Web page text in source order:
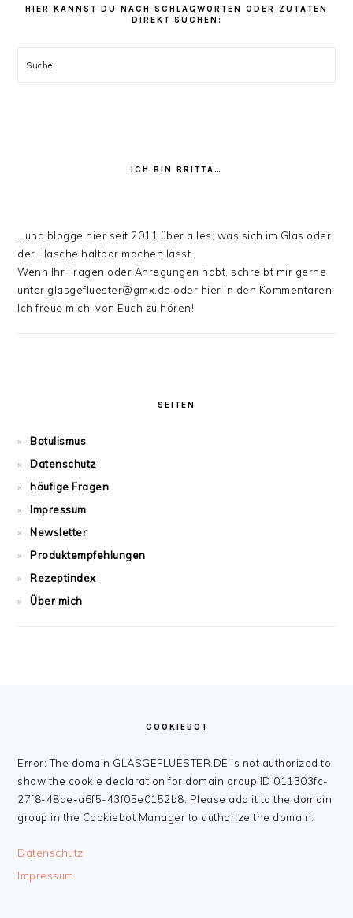
Kategorien
HIER KANNST DU NACH SCHLAGWORTEN ODER ZUTATEN
DIREKT SUCHEN:
Suche
ICH BIN BRITTA…
…und blogge hier seit 2011 über alles, was sich im Glas oder
der Flasche haltbar machen lässt.
Wenn Ihr Fragen oder Anregungen habt, schreibt mir gerne
unter glasgefluester@gmx.de oder hier in den Kommentaren.
Ich freue mich, von Euch zu hören!
SEITEN
Botulismus
Datenschutz
häufige Fragen
Impressum
Newsletter
Produktempfehlungen
Rezeptindex
Über mich
COOKIEBOT
Error: The domain GLASGEFLUESTER.DE is not authorized to
show the cookie declaration for domain group ID 011303fc-
27f8-48de-a6f5-43f05e0152b8. Please add it to the domain
group in the Cookiebot Manager to authorize the domain.
Datenschutz
Impressum